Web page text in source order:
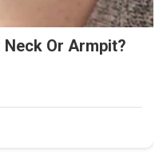
Neck Or Armpit?